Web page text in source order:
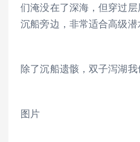
们淹没在了深海，但穿过
沉船旁边，非常适合高级潜
除了沉船遗骸，双子泻湖我
图片